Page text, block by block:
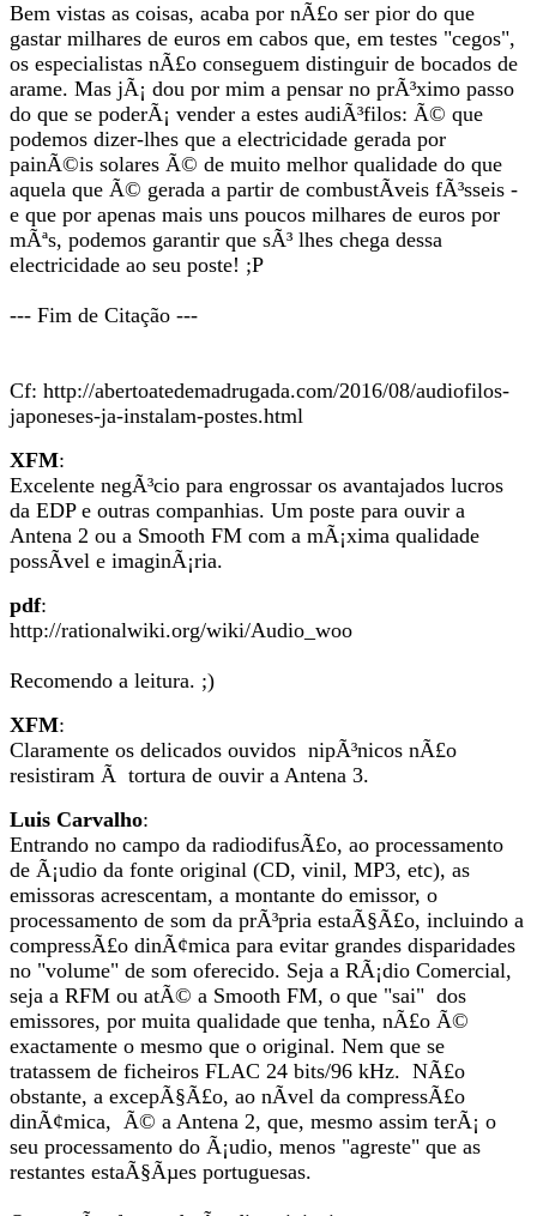
Bem vistas as coisas, acaba por nÃ£o ser pior do que
gastar milhares de euros em cabos que, em testes "cegos",
os especialistas nÃ£o conseguem distinguir de bocados de
arame. Mas jÃ¡ dou por mim a pensar no prÃ³ximo passo
do que se poderÃ¡ vender a estes audiÃ³filos: Ã© que
podemos dizer-lhes que a electricidade gerada por
painÃ©is solares Ã© de muito melhor qualidade do que
aquela que Ã© gerada a partir de combustÃ­veis fÃ³sseis -
e que por apenas mais uns poucos milhares de euros por
mÃªs, podemos garantir que sÃ³ lhes chega dessa
electricidade ao seu poste! ;P
--- Fim de Citação ---
Cf: http://abertoatedemadrugada.com/2016/08/audiofilos-
japoneses-ja-instalam-postes.html
XFM:
Excelente negÃ³cio para engrossar os avantajados lucros
da EDP e outras companhias. Um poste para ouvir a
Antena 2 ou a Smooth FM com a mÃ¡xima qualidade
possÃ­vel e imaginÃ¡ria.
pdf:
http://rationalwiki.org/wiki/Audio_woo
Recomendo a leitura. ;)
XFM:
Claramente os delicados ouvidos nipÃ³nicos nÃ£o
resistiram Ã tortura de ouvir a Antena 3.
Luis Carvalho:
Entrando no campo da radiodifusÃ£o, ao processamento
de Ã¡udio da fonte original (CD, vinil, MP3, etc), as
emissoras acrescentam, a montante do emissor, o
processamento de som da prÃ³pria estaÃ§Ã£o, incluindo a
compressÃ£o dinÃ¢mica para evitar grandes disparidades
no "volume" de som oferecido. Seja a RÃ¡dio Comercial,
seja a RFM ou atÃ© a Smooth FM, o que "sai" dos
emissores, por muita qualidade que tenha, nÃ£o Ã©
exactamente o mesmo que o original. Nem que se
tratassem de ficheiros FLAC 24 bits/96 kHz. NÃ£o
obstante, a excepÃ§Ã£o, ao nÃ­vel da compressÃ£o
dinÃ¢mica, Ã© a Antena 2, que, mesmo assim terÃ¡ o
seu processamento do Ã¡udio, menos "agreste" que as
restantes estaÃ§Ãµes portuguesas.